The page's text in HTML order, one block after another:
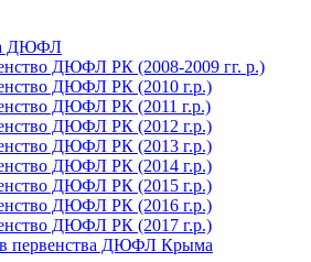
ДЮФЛ
ДЮФЛ РК (2008-2009 гг. р.)
ДЮФЛ РК (2010 г.р.)
ДЮФЛ РК (2011 г.р.)
ДЮФЛ РК (2012 г.р.)
ДЮФЛ РК (2013 г.р.)
ДЮФЛ РК (2014 г.р.)
ДЮФЛ РК (2015 г.р.)
ДЮФЛ РК (2016 г.р.)
ДЮФЛ РК (2017 г.р.)
первенства ДЮФЛ Крыма